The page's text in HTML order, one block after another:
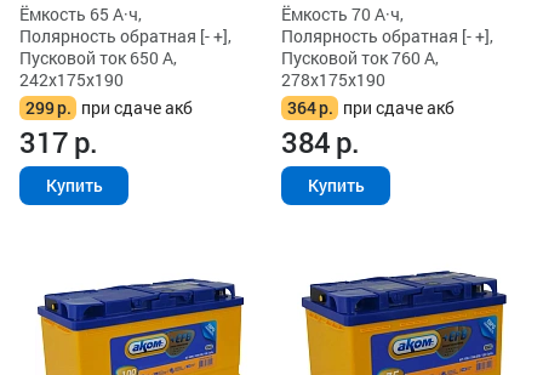
Ёмкость 65 А·ч,
Полярность обратная [- +],
Пусковой ток 650 А,
242x175x190
299р. при сдаче акб
317р.
Купить
Ёмкость 70 А·ч,
Полярность обратная [- +],
Пусковой ток 760 А,
278x175x190
364р. при сдаче акб
384р.
Купить